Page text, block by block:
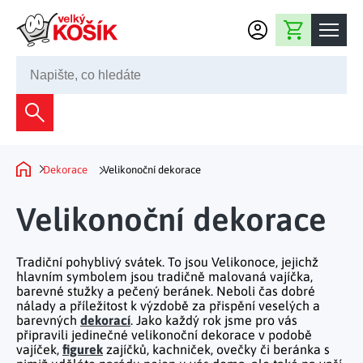
Nákupní košík
245 008 200
Dekorace
Bytové dekorace
Květiny a věnce
Světelné dekorace
Fontány a kašny
Velikonoční dekorace
Dekorace na hrob
Domácnost
Bytový textil
Domácí elektro
Předsíň a chodba
Koupelna a záchod
Ložnice a šatna
Kuchyně
Prostírání a stolování
Příprava nápojů
Grilování a smažení
Koupelnový nábytek
Nábytek do předsíně
Nábytek do ložnice
Zahrada
Zahradní doplňky
Zahradní nábytek
Volný čas
Dekorace Velikonoční dekorace
Velikonoční dekorace
Tradiční pohyblivý svátek. To jsou Velikonoce, jejichž
hlavním symbolem jsou tradičně malovaná vajíčka,
barevné stužky a pečený beránek. Neboli čas dobré
nálady a příležitost k výzdobě za přispění veselých a
barevných dekorací. Jako každý rok jsme pro vás
připravili jedinečné velikonoční dekorace v podobě
vajíček, figurek zajíčků, kachniček, ovečky či beránka s